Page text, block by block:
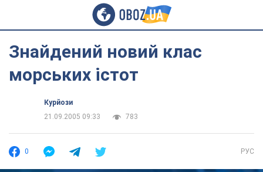
Знайдений новий клас
морських істот
Курйози
21.09.2005 09:33
783
0 РУС